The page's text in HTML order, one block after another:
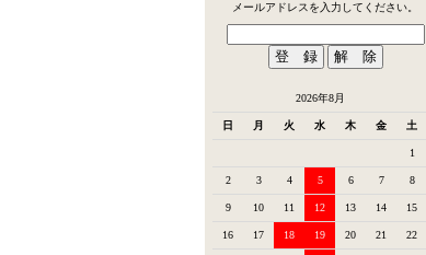
メールアドレスを入力してください。
2026年8月
日 月 火 水 木 金 土
1
2 3 4 5 6 7 8
9 10 11 12 13 14 15
16 17 18 19 20 21 22